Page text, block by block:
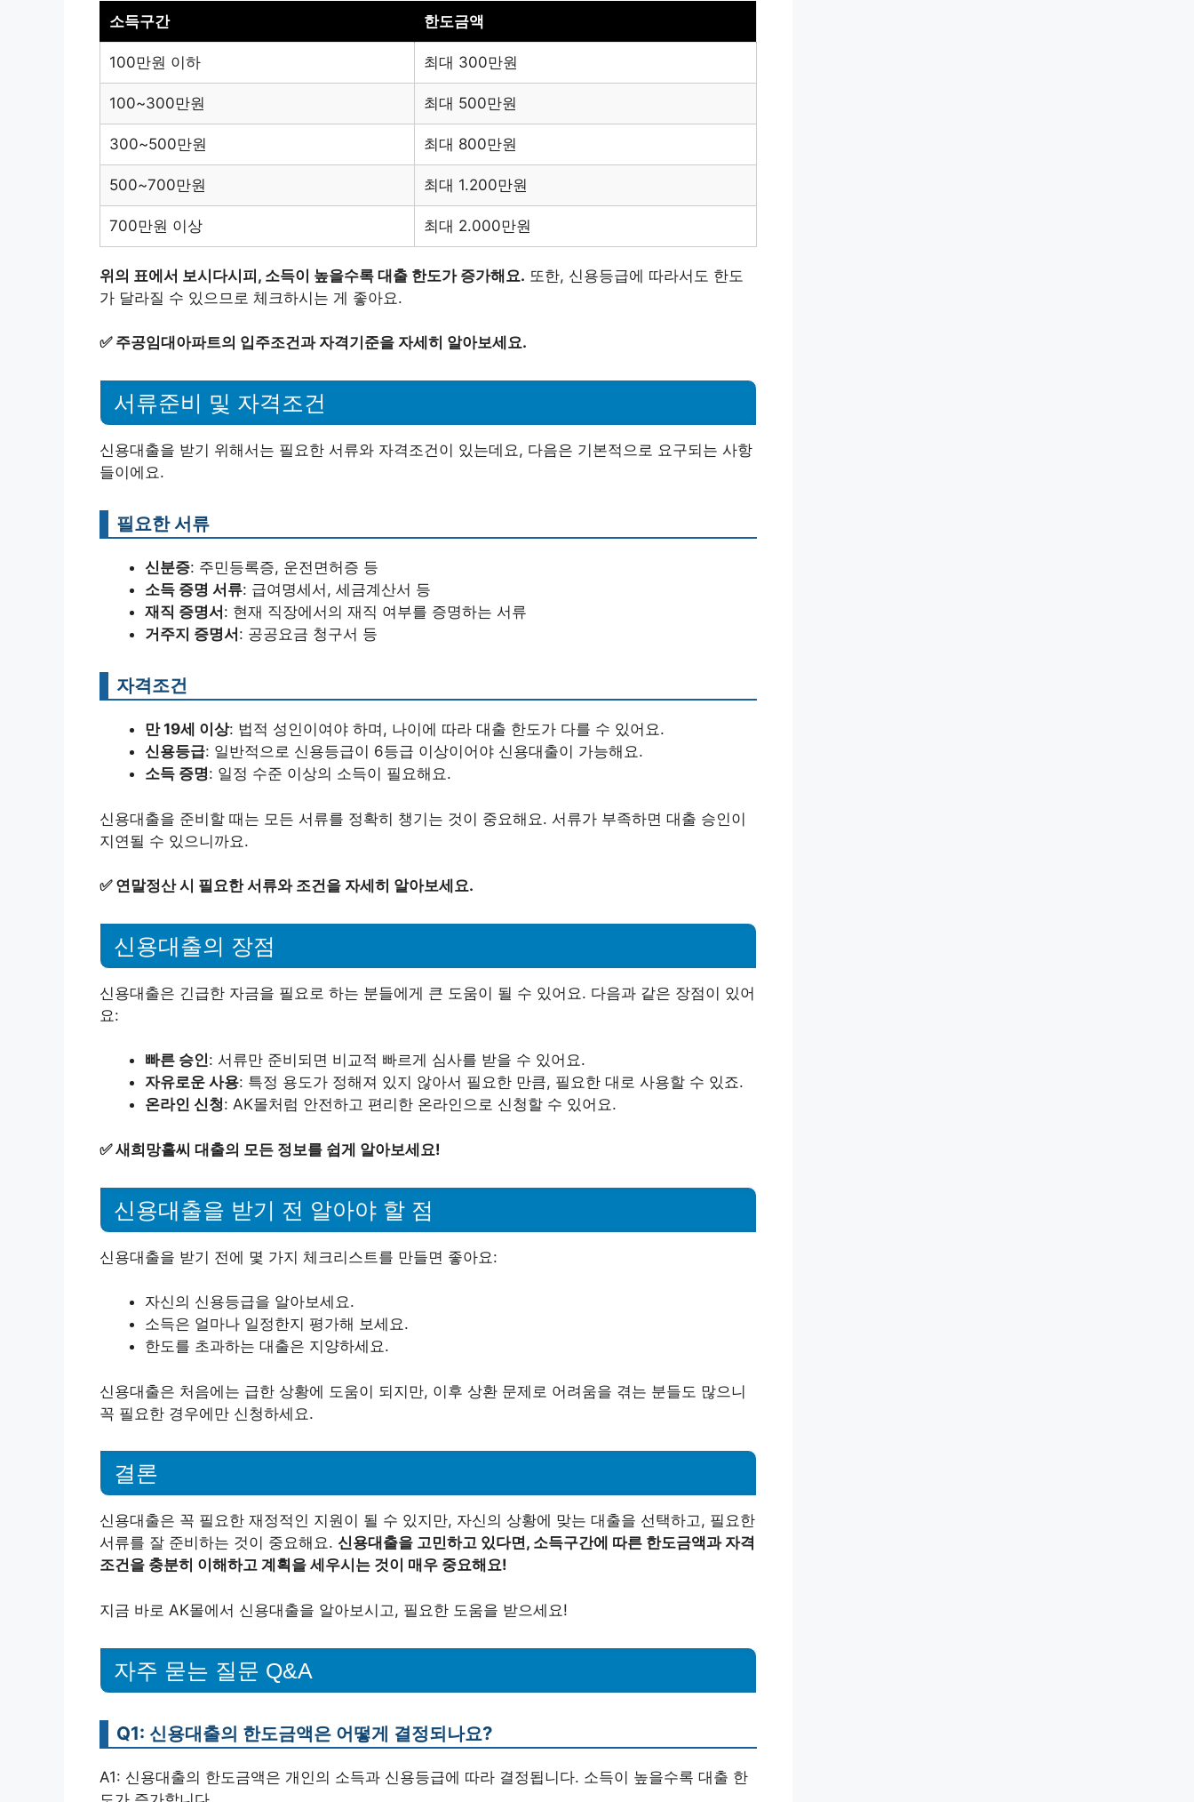
소득구간 한도금액
100만원 이하 최대 300만원
100~300만원 최대 500만원
300~500만원 최대 800만원
500~700만원 최대 1.200만원
700만원 이상 최대 2.000만원
위의 표에서 보시다시피, 소득이 높을수록 대출 한도가 증가해요. 또한, 신용등급에 따라서도 한도
가 달라질 수 있으므로 체크하시는 게 좋아요.
✅ 주공임대아파트의 입주조건과 자격기준을 자세히 알아보세요.
서류준비 및 자격조건
신용대출을 받기 위해서는 필요한 서류와 자격조건이 있는데요, 다음은 기본적으로 요구되는 사항
들이에요.
필요한 서류
신분증: 주민등록증, 운전면허증 등
소득 증명 서류: 급여명세서, 세금계산서 등
재직 증명서 : 현재 직장에서의 재직 여부를 증명하는 서류
거주지 증명서 : 공공요금 청구서 등
자격조건
만 19세 이상: 법적 성인이여야 하며, 나이에 따라 대출 한도가 다를 수 있어요.
신용등급: 일반적으로 신용등급이 6등급 이상이어야 신용대출이 가능해요.
소득 증명: 일정 수준 이상의 소득이 필요해요.
신용대출을 준비할 때는 모든 서류를 정확히 챙기는 것이 중요해요. 서류가 부족하면 대출 승인이
지연될 수 있으니까요.
✅ 연말정산 시 필요한 서류와 조건을 자세히 알아보세요.
신용대출의 장점
신용대출은 긴급한 자금을 필요로 하는 분들에게 큰 도움이 될 수 있어요. 다음과 같은 장점이 있어
요:
빠른 승인: 서류만 준비되면 비교적 빠르게 심사를 받을 수 있어요.
자유로운 사용: 특정 용도가 정해져 있지 않아서 필요한 만큼, 필요한 대로 사용할 수 있죠.
온라인 신청: AK몰처럼 안전하고 편리한 온라인으로 신청할 수 있어요.
✅새희망홀씨 대출의 모든 정보를 쉽게 알아보세요!
신용대출을 받기 전 알아야 할 점
신용대출을 받기 전에 몇 가지 체크리스트를 만들면 좋아요:
자신의 신용등급을 알아보세요.
소득은 얼마나 일정한지 평가해 보세요.
한도를 초과하는 대출은 지양하세요.
신용대출은 처음에는 급한 상황에 도움이 되지만, 이후 상환 문제로 어려움을 겪는 분들도 많으니
꼭 필요한 경우에만 신청하세요.
결론
신용대출은 꼭 필요한 재정적인 지원이 될 수 있지만, 자신의 상황에 맞는 대출을 선택하고, 필요한
서류를 잘 준비하는 것이 중요해요. 신용대출을 고민하고 있다면, 소득구간에 따른 한도금액과 자격
조건을 충분히 이해하고 계획을 세우시는 것이 매우 중요해요!
지금 바로 AK몰에서 신용대출을 알아보시고, 필요한 도움을 받으세요!
자주 묻는 질문 Q&A
Q1: 신용대출의 한도금액은 어떻게 결정되나요?
A1: 신용대출의 한도금액은 개인의 소득과 신용등급에 따라 결정됩니다. 소득이 높을수록 대출 한